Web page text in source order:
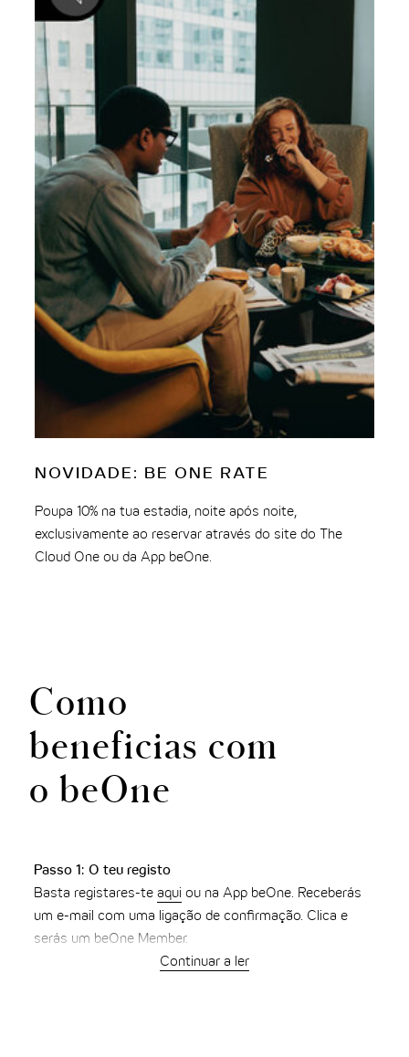
NOVIDADE: BE ONE RATE
Poupa 10% na tua estadia, noite após noite,
exclusivamente ao reservar através do site do The
Cloud One ou da App beOne.
Como
beneficias com
obeOne
Passo 1: O teu registo
Basta registares-teaqui ou na App beOne. Receberás
um e-mail com uma ligação de confirmação. Clica e
serás um beOne Member.
Continuar a ler